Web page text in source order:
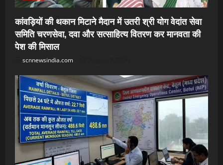
कांवड़ियों की थकान मिटाने मैदान में उतरी श्री योग वेदांत सेवा
समिति चरणसेवा, दवा और सत्साहित्य वितरण कर मानवता की
पेश की मिसाल
scnnewsindia.com